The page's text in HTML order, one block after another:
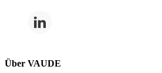
Über VAUDE